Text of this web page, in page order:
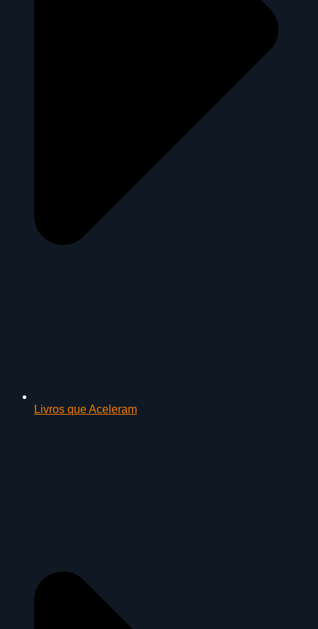
Livros que Aceleram